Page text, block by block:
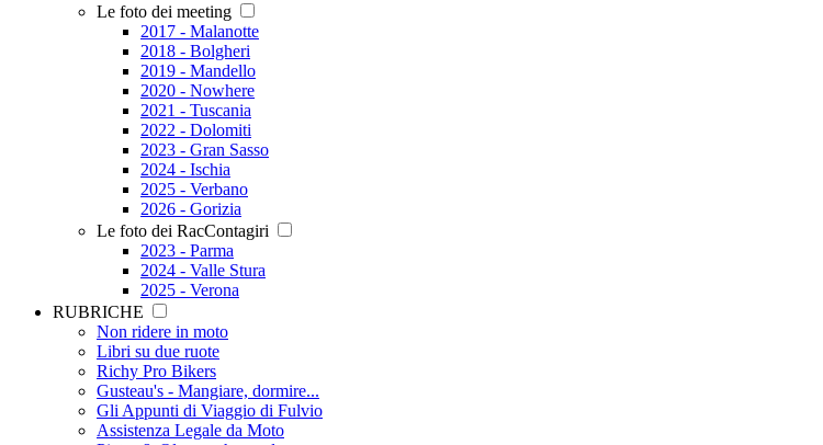
Le foto dei meeting
2017 - Malanotte
2018 - Bolgheri
2019 - Mandello
2020 - Nowhere
2021 - Tuscania
2022 - Dolomiti
2023 - Gran Sasso
2024 - Ischia
2025 - Verbano
2026 - Gorizia
Le foto dei RacContagiri
2023 - Parma
2024 - Valle Stura
2025 - Verona
RUBRICHE
Non ridere in moto
Libri su due ruote
Richy Pro Bikers
Gusteau's - Mangiare, dormire...
Gli Appunti di Viaggio di Fulvio
Assistenza Legale da Moto